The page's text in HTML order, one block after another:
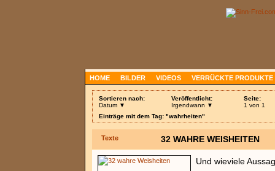
HOME BILDER VIDEOS VERRÜCKTE PRODUKTE
Sortieren nach:
Datum ▼
Veröffentlicht:
Irgendwann ▼
Seite:
1 von 1
Einträge mit dem Tag: "wahrheiten"
Texte 32 WAHRE WEISHEITEN
Und wieviele